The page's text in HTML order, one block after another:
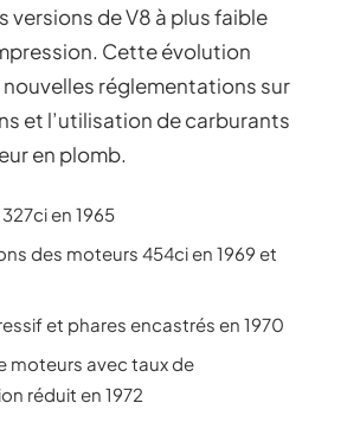
versions de V8 à plus faible
Cette évolution
nouvelles réglementations sur
et l’utilisation de carburants
en plomb.
en 1965
des moteurs 454ci en 1969 et
et phares encastrés en 1970
moteurs avec taux de
réduit en 1972